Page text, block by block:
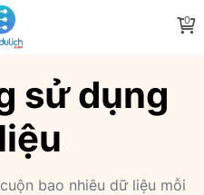
0
sử dụng
bao nhiêu dữ liệu mỗi